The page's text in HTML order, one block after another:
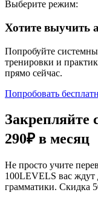
Выберите режим:
Хотите выучить
Попробуйте
тренировки и
прямо сейчас.
Попробовать
Закрепляйте
290₽ в месяц
Не просто учите
100LEVELS вас
грамматики. Скидка